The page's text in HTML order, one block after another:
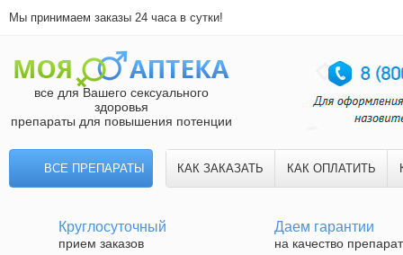
Мы принимаем заказы 24 часа в сутки!
все для Вашего сексуального
здоровья
препараты для повышения потенции
ВСЕ ПРЕПАРАТЫ КАК ЗАКАЗАТЬ КАК ОПЛАТИТЬ
Круглосуточный
прием заказов
Даем гарантии
на качество